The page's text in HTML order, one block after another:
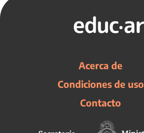
Acerca de
Condiciones de uso
Contacto